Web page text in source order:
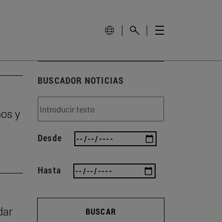
y
BUSCADOR NOTICIAS
Desde
Hasta
BUSCAR